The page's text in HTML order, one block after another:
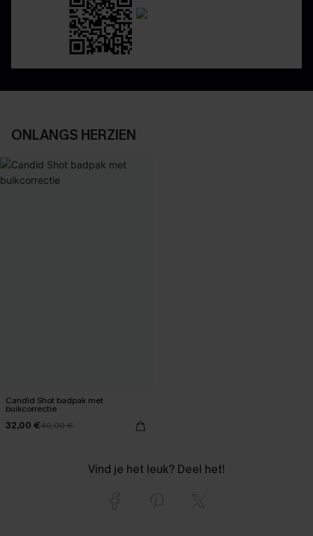
ONLANGS HERZIEN
Candid Shot badpak met
buikcorrectie
32,00 €40,00 €
Vind je het leuk? Deel het!